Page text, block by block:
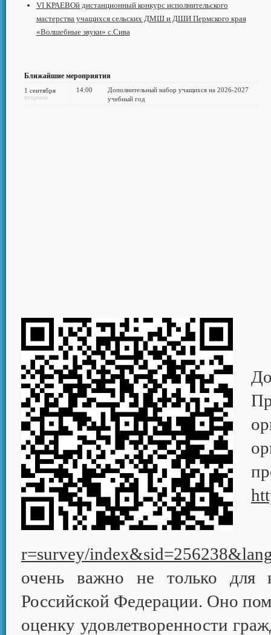
VI КРАЕВОй дистанционный конкурс исполнительского
мастерства учащихся сельских ДМШ и ДШИ Пермского края
«Волшебные звуки» с.Сива
Ближайшие мероприятия
1 сентября
вторник
14:00
Дополнительный набор учащихся на 2026-2027
учебный год
r=survey/
очень важно не только для
Российской Федерации. Оно
оценку удовлетворенности